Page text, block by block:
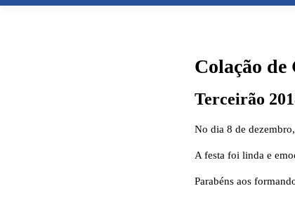
Colação de
Terceirão
No dia 8 de
A festa foi linda e
Parabéns aos